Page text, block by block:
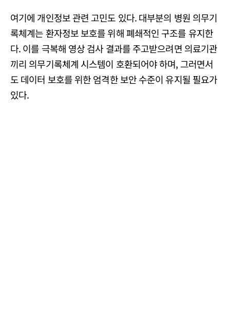
여기에 개인정보 관련 고민도 있다. 대부분의 병원 의무기
록체계는 환자정보 보호를 위해 폐쇄적인 구조를 유지한
다. 이를 극복해 영상 검사 결과를 주고받으려면 의료기관
끼리 의무기록체계 시스템이 호환되어야 하며, 그러면서
도 데이터 보호를 위한 엄격한 보안 수준이 유지될 필요가
있다.